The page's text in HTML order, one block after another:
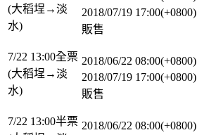
(大稻埕→淡
水)
2018/07/19 17:00(+0800)
販售
7/22 13:00全票
(大稻埕→淡
水)
2018/06/22 08:00(+0800)
2018/07/19 17:00(+0800)
販售
7/22 13:00半票 2018/06/22 08:00(+0800)